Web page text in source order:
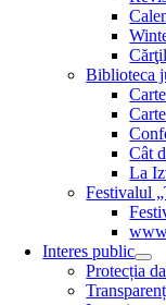
Biblioteca
Cât
La
Festivalul
Interes public
Protecția